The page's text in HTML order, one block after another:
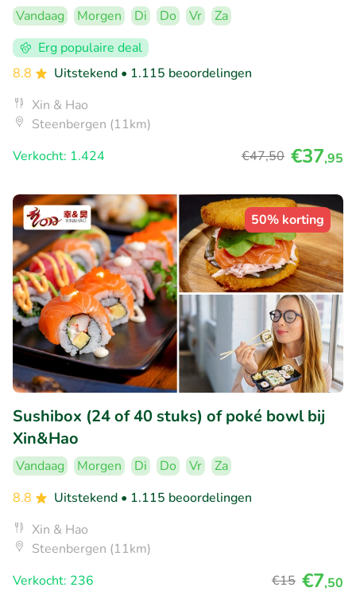
Vandaag Morgen Di Do Vr
Za
Erg populaire deal
8.8
Uitstekend • 1.115 beoordelingen
Xin & Hao
Steenbergen (11km)
Verkocht: 1.424
€47,50 €37,95
50% korting
Sushibox (24 of 40 stuks) of poké bowl bij
Xin&Hao
Vandaag Morgen Di Do Vr
Za
8.8
Uitstekend • 1.115 beoordelingen
Xin & Hao
Steenbergen (11km)
Verkocht: 236
€15 €7,50